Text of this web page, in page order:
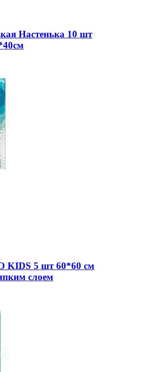
Настенька 10 шт
KIDS 5 шт 60*60 см
слоем